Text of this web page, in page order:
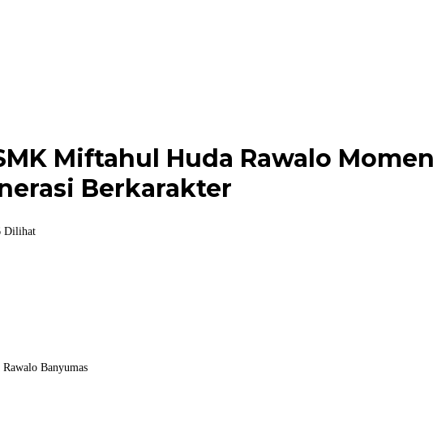
Miftahul Huda Rawalo
Berkarakter
Dilihat
Banyumas